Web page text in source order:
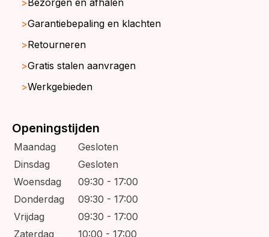
Garantiebepaling en klachten
Retourneren
Gratis stalen aanvragen
Werkgebieden
Openingstijden
Maandag
Gesloten
Dinsdag
Gesloten
Woensdag
09:30 - 17:00
Donderdag
09:30 - 17:00
Vrijdag
09:30 - 17:00
Zaterdag
10:00 - 17:00